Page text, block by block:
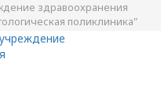
здравоохранения
поликлиника"